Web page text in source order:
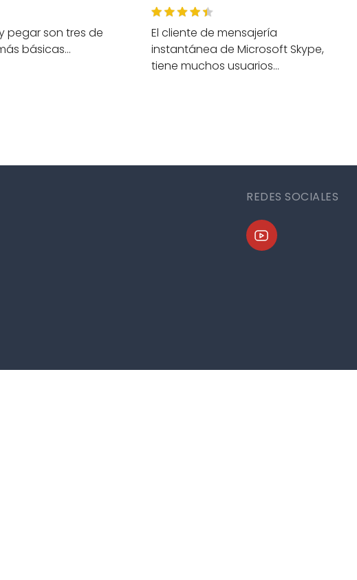
pegar son tres de
básicas…
El cliente de mensajería
instantánea de Microsoft Skype,
tiene muchos usuarios…
REDES SOCIALES